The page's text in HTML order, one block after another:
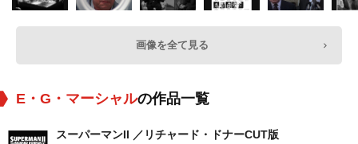
画像を全て見る
E・G・マーシャルの作品一覧
スーパーマンII ／リチャード・ドナーCUT版